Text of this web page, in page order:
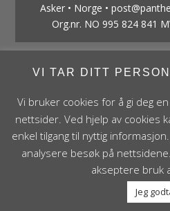
Asker • Norge •
Org.nr. NO 995 824 841
VI TAR DITT
Vi bruker cookies for å gi deg
nettsider. Ved hjelp av cookies
enkel tilgang til nyttig
analysere besøk på
akseptere bruk
Jeg